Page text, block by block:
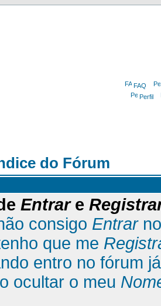
FAQ
Perfil
do Fórum
Entrare
consigo Entrar
que me
entro no fórum
ocultar o meu